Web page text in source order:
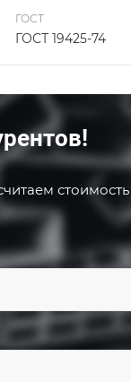
ГОСТ
ГОСТ 19425-74
стоимость